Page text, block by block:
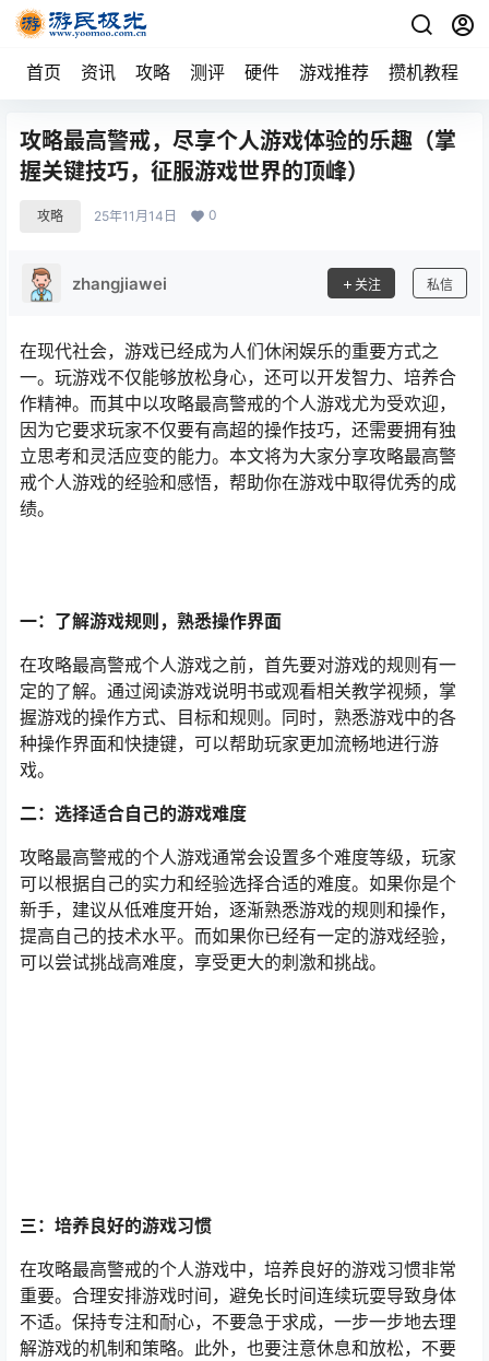
首页 资讯 攻略 测评 硬件 游戏推荐 攒机教程
攻略最高警戒，尽享个人游戏体验的乐趣（掌
握关键技巧，征服游戏世界的顶峰）
攻略 25年11月14日 0
zhangjiawei 关注 私信
在现代社会，游戏已经成为人们休闲娱乐的重要方式之
一。玩游戏不仅能够放松身心，还可以开发智力、培养合
作精神。而其中以攻略最高警戒的个人游戏尤为受欢迎，
因为它要求玩家不仅要有高超的操作技巧，还需要拥有独
立思考和灵活应变的能力。本文将为大家分享攻略最高警
戒个人游戏的经验和感悟，帮助你在游戏中取得优秀的成
绩。
一：了解游戏规则，熟悉操作界面
在攻略最高警戒个人游戏之前，首先要对游戏的规则有一
定的了解。通过阅读游戏说明书或观看相关教学视频，掌
握游戏的操作方式、目标和规则。同时，熟悉游戏中的各
种操作界面和快捷键，可以帮助玩家更加流畅地进行游
戏。
二：选择适合自己的游戏难度
攻略最高警戒的个人游戏通常会设置多个难度等级，玩家
可以根据自己的实力和经验选择合适的难度。如果你是个
新手，建议从低难度开始，逐渐熟悉游戏的规则和操作，
提高自己的技术水平。而如果你已经有一定的游戏经验，
可以尝试挑战高难度，享受更大的刺激和挑战。
三：培养良好的游戏习惯
在攻略最高警戒的个人游戏中，培养良好的游戏习惯非常
重要。合理安排游戏时间，避免长时间连续玩耍导致身体
不适。保持专注和耐心，不要急于求成，一步一步地去理
解游戏的机制和策略。此外，也要注意休息和放松，不要